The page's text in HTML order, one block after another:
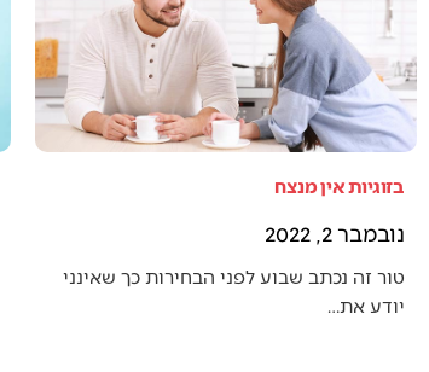
בזוגיות אין מנצח
נובמבר 2, 2022
טור זה נכתב שבוע לפני הבחירות כך שאינני
יודע את…